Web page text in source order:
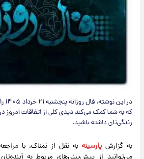
که به شما کمک می‌کند دیدی کلی از اتفاقات امروز
زندگی‌تان داشته باشید.
به گزارش پارسینه به نقل از نمناک، با